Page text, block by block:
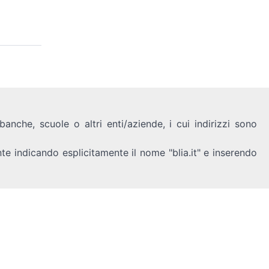
scuole o altri enti/aziende, i cui indirizzi sono
indicando esplicitamente il nome "blia.it" e inserendo